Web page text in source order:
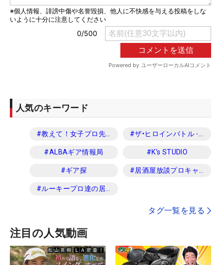
注目の人気動画
人気のキーワード
#教えて！女子プロ先生 #ザ•ヒロインバトル -NEXT BACK 9-
#ALBAギア情報局 #K's STUDIO
#ギア探 #居酒屋放談プロキャディ編
#ルーキープロ達の居酒屋放談
タグ一覧を見る